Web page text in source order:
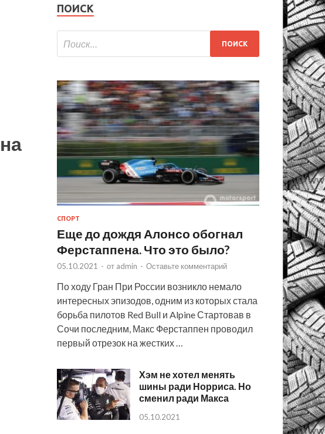
ПОИСК
СПОРТ
Еще до дождя Алонсо обогнал
Ферстаппена. Что это было?
05.10.2021 - от admin - Оставьте комментарий
По ходу Гран При России возникло немало
интересных эпизодов, одним из которых стала
борьба пилотов Red Bull и Alpine Стартовав в
Сочи последним, Макс Ферстаппен проводил
первый отрезок на жестких …
Хэм не хотел менять
шины ради Норриса. Но
сменил ради Макса
05.10.2021